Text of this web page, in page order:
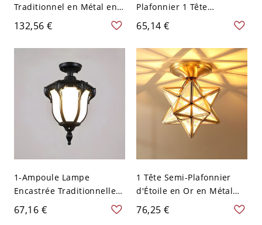
Traditionnel en Métal en
Laiton Luminaire Encastré
pour Chambre - 110 V-120
V Dia 50,8 cm Côtelé
132,56 €
Plafonnier 1 Tête
Luminaire Encastré Abat-
Jour en Tissu Noir - 110 V-
120 V Fleur de Prunier
Carré
65,14 €
1-Ampoule Lampe
Encastrée Traditionnelle
Semi-Plafonnier Urne en
Verre Blanc - 110 V-120 V
67,16 €
1 Tête Semi-Plafonnier
d'Étoile en Or en Métal
Style Colonial avec Abat-
Jour en Verre - Or 110 V-
76,25 €